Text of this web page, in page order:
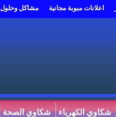
اعلانات مبوبة مجانية مشاكل وحلول
شكاوي الكهرباء شكاوي الصحة